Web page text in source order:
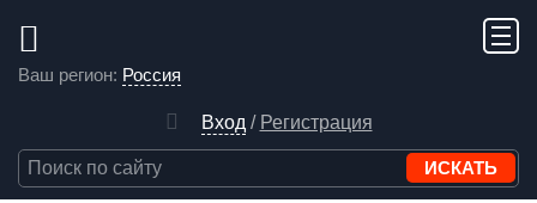
Ваш регион: Россия
Вход / Регистрация